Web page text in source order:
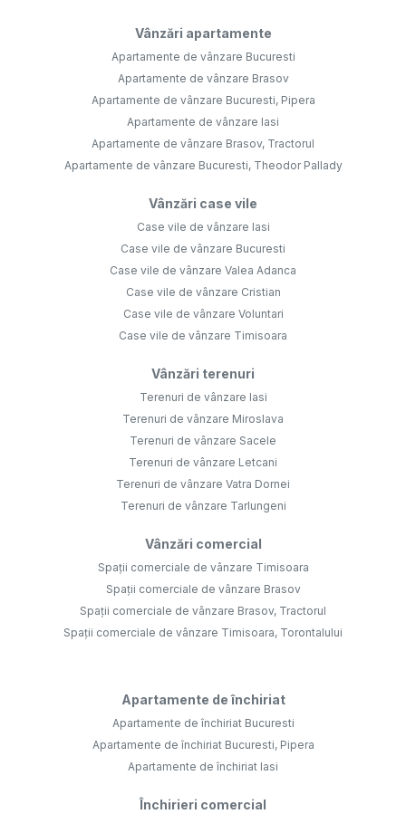
Vânzări apartamente
Apartamente de vânzare Bucuresti
Apartamente de vânzare Brasov
Apartamente de vânzare Bucuresti, Pipera
Apartamente de vânzare Iasi
Apartamente de vânzare Brasov, Tractorul
Apartamente de vânzare Bucuresti, Theodor Pallady
Vânzări case vile
Case vile de vânzare Iasi
Case vile de vânzare Bucuresti
Case vile de vânzare Valea Adanca
Case vile de vânzare Cristian
Case vile de vânzare Voluntari
Case vile de vânzare Timisoara
Vânzări terenuri
Terenuri de vânzare Iasi
Terenuri de vânzare Miroslava
Terenuri de vânzare Sacele
Terenuri de vânzare Letcani
Terenuri de vânzare Vatra Dornei
Terenuri de vânzare Tarlungeni
Vânzări comercial
Spații comerciale de vânzare Timisoara
Spații comerciale de vânzare Brasov
Spații comerciale de vânzare Brasov, Tractorul
Spații comerciale de vânzare Timisoara, Torontalului
Apartamente de închiriat
Apartamente de închiriat Bucuresti
Apartamente de închiriat Bucuresti, Pipera
Apartamente de închiriat Iasi
Închirieri comercial